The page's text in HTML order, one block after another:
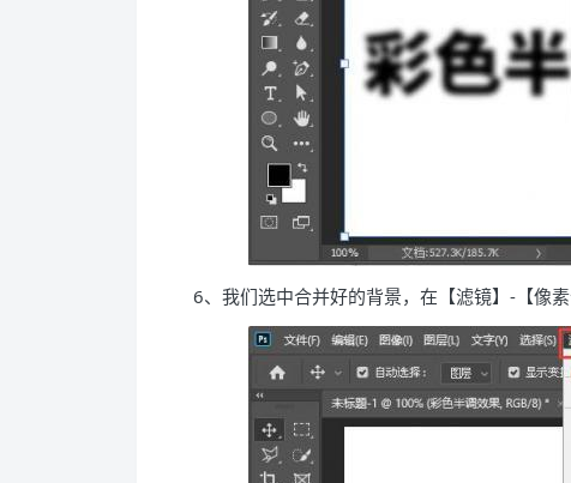
6、我们选中合并好的背景，在【滤镜】-【像